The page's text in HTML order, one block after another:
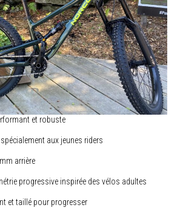
et robuste
aux jeunes riders
arrière
progressive inspirée des vélos adultes
et taillé pour progresser